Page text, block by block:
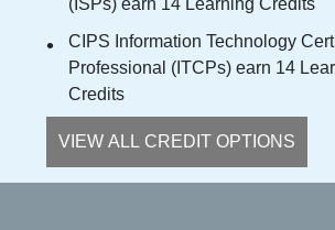
(ISPs) earn 14 Learning Credits
CIPS Information Technology
Professional (ITCPs) earn 14
Credits
VIEW ALL CREDIT OPTIONS